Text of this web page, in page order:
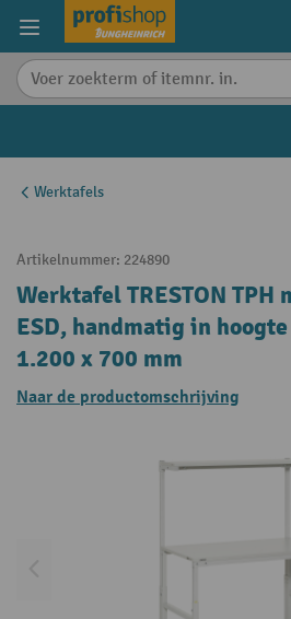
content
Werktafels
Artikelnummer: 224890
Werktafel TRESTON TPH
ESD, handmatig in
1.200 x 700 mm
Naar de productomschrijving